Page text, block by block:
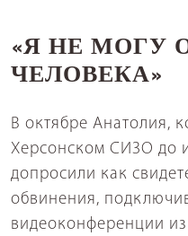
«Я НЕ МОГУ
ЧЕЛОВЕКА»
В октябре Анатолия,
Херсонском СИЗО до
допросили как
обвинения,
видеоконференции из